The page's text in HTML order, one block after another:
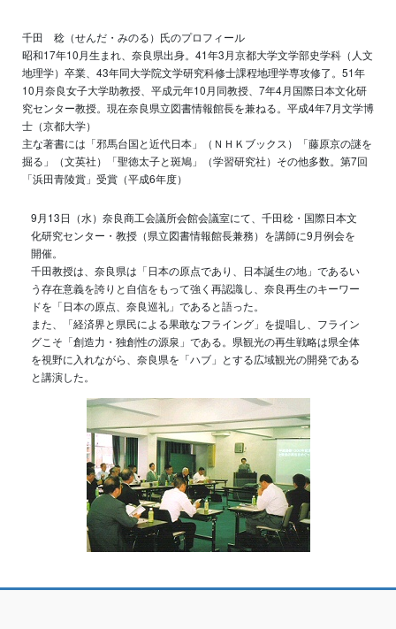
千田 稔（せんだ・みのる）氏のプロフィール
昭和17年10月生まれ、奈良県出身。41年3月京都大学文学部史学科（人文
地理学）卒業、43年同大学院文学研究科修士課程地理学専攻修了。51年
10月奈良女子大学助教授、平成元年10月同教授、7年4月国際日本文化研
究センター教授。現在奈良県立図書情報館長を兼ねる。平成4年7月文学博
士（京都大学）
主な著書には「邪馬台国と近代日本」（ＮＨＫブックス）「藤原京の謎を
掘る」（文英社）「聖徳太子と斑鳩」（学習研究社）その他多数。第7回
「浜田青陵賞」受賞（平成6年度）
9月13日（水）奈良商工会議所会館会議室にて、千田稔・国際日本文
化研究センター・教授（県立図書情報館長兼務）を講師に9月例会を
開催。
千田教授は、奈良県は「日本の原点であり、日本誕生の地」であるい
う存在意義を誇りと自信をもって強く再認識し、奈良再生のキーワー
ドを「日本の原点、奈良巡礼」であると語った。
また、「経済界と県民による果敢なフライング」を提唱し、フライン
グこそ「創造力・独創性の源泉」である。県観光の再生戦略は県全体
を視野に入れながら、奈良県を「ハブ」とする広域観光の開発である
と講演した。